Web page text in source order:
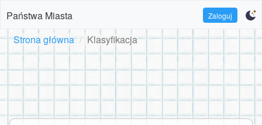
Państwa Miasta Zaloguj
Strona główna Klasyfikacja